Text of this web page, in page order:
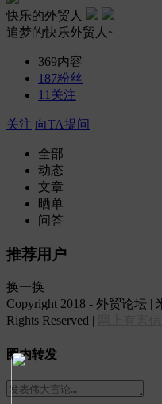
快乐的外贸人
追梦的快乐外贸人~
369内容
187粉丝
11 关注
关注 向TA提问
全部
动态
文章
晒单
问答
推荐用户
换一换
Copyright 2018 - 外贸论坛
Rights Reserved |
圈内转发